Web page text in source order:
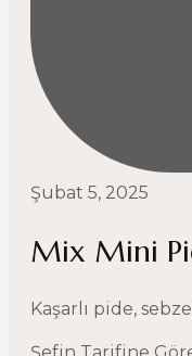
Şubat 5, 2025
Mix Mini
Kaşarlı pide,